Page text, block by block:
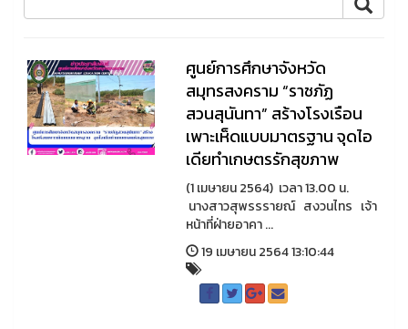
ศูนย์การศึกษาจังหวัด
สมุทรสงคราม “ราชภัฏ
สวนสุนันทา” สร้างโรงเรือน
เพาะเห็ดแบบมาตรฐาน จุดไอ
เดียทำเกษตรรักสุขภาพ
(1 เมษายน 2564) เวลา 13.00 น.
นางสาวสุพรรรายณ์ สงวนไทร เจ้า
หน้าที่ฝ่ายอาคา ...
19 เมษายน 2564 13:10:44